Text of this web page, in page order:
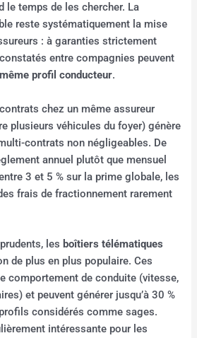
le temps de les chercher. La
reste systématiquement la mise
: à garanties strictement
entre compagnies peuvent
profil conducteur.
chez un même assureur
plusieurs véhicules du foyer) génère
contrats non négligeables. De
annuel plutôt que mensuel
3 et 5 % sur la prime globale, les
frais de fractionnement rarement
les boîtiers télématiques
de plus en plus populaire. Ces
comportement de conduite (vitesse,
et peuvent générer jusqu’à 30 %
considérés comme sages.
intéressante pour les